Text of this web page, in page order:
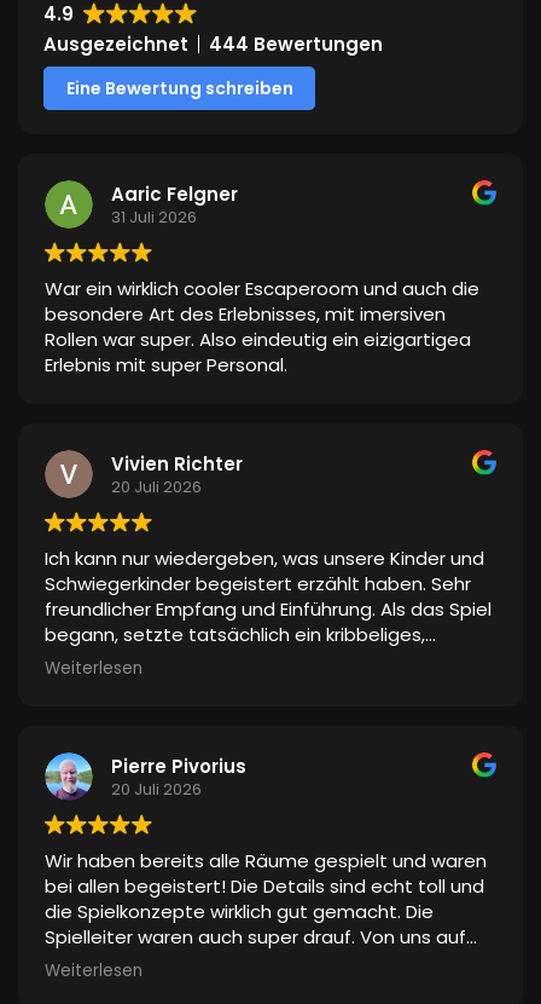
4.9
Ausgezeichnet
444 Bewertungen
Eine Bewertung schreiben
Aaric Felgner
31 Juli 2026
War ein wirklich cooler Escaperoom und auch die
besondere Art des Erlebnisses, mit imersiven
Rollen war super. Also eindeutig ein eizigartigea
Erlebnis mit super Personal.
Vivien Richter
20 Juli 2026
Ich kann nur wiedergeben, was unsere Kinder und
Schwiegerkinder begeistert erzählt haben. Sehr
freundlicher Empfang und Einführung. Als das Spiel
begann, setzte tatsächlich ein kribbeliges,
spannendes Gefühl ein, weil die Umgebung so
beiden „Mädels“ hat es gefallen und nicht nur weil
sich ihre Männer wie Superhelden in einem Film
gefühlt haben
(Stimmen, Klopfen, Poltern) machten das ganze
stimmig. Ein realer Schauspieler war dabei. Davon
waren alle begeistert, da man mit ihm agieren
konnte. Es war ein tolles Erlebnis für alle und sie
wollen es wieder tun
Vielen lieben Dank dafür
Weiterlesen
Pierre Pivorius
20 Juli 2026
Wir haben bereits alle Räume gespielt und waren
bei allen begeistert! Die Details sind echt toll und
die Spielkonzepte wirklich gut gemacht. Die
Spielleiter waren auch super drauf. Von uns auf
jeden Fall eine echte Empfehlung!
Weiterlesen